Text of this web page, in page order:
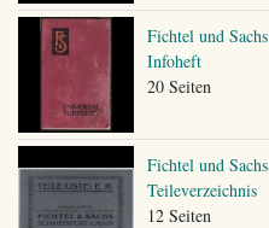
Fichtel und Sachs
Infoheft
20 Seiten
Fichtel und Sachs
Teileverzeichnis
12 Seiten